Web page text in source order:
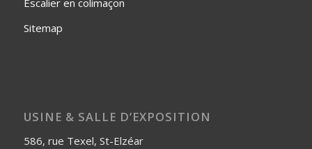
Sitemap
USINE & SALLE D’EXPOSITION
586, rue Texel, St-Elzéar